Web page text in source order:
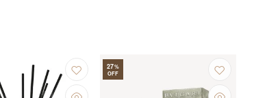
27%
OFF